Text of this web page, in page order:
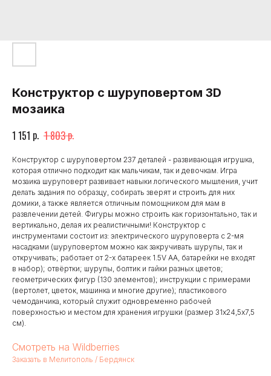
Конструктор с шуруповертом 3D
мозаика
1 151 р. 1 803р.
Конструктор с шуруповертом 237 деталей - развивающая игрушка,
которая отлично подходит как мальчикам, так и девочкам. Игра
мозаика шуруповерт развивает навыки логического мышления, учит
делать задания по образцу, собирать зверят и строить для них
домики, а также является отличным помощником для мам в
развлечении детей. Фигуры можно строить как горизонтально, так и
вертикально, делая их реалистичными! Конструктор с
инструментами состоит из: электрического шуруповерта с 2-мя
насадками (шуруповертом можно как закручивать шурупы, так и
откручивать; работает от 2-х батареек 1.5V AA, батарейки не входят
в набор); отвёртки; шурупы, болтик и гайки разных цветов;
геометрических фигур (130 элементов); инструкции с примерами
(вертолет, цветок, машинка и многие другие); пластикового
чемоданчика, который служит одновременно рабочей
поверхностью и местом для хранения игрушки (размер 31х24,5х7,5
см).
Смотреть на Wildberries
Заказать в Мелитополь / Бердянск